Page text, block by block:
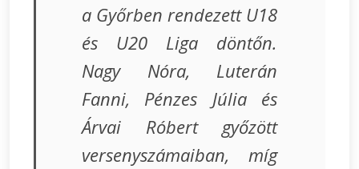
a Győrben rendezett U18
és U20 Liga döntőn.
Nagy Nóra, Luterán
Fanni, Pénzes Júlia és
Árvai Róbert győzött
versenyszámaiban, míg